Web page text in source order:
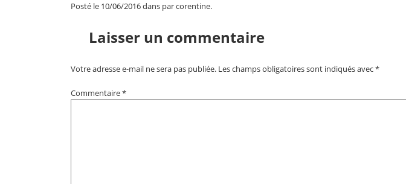
Posté le 10/06/2016 dans par corentine.
Laisser un commentaire
Votre adresse e-mail ne sera pas publiée. Les champs obligatoires sont indiqués avec*
Commentaire*